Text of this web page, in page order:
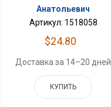
Анатольевич
Артикул: 1518058
$24.80
Доставка за 14–20 дней
КУПИТЬ